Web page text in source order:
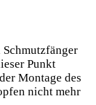
Punkt
Montage des
nicht mehr